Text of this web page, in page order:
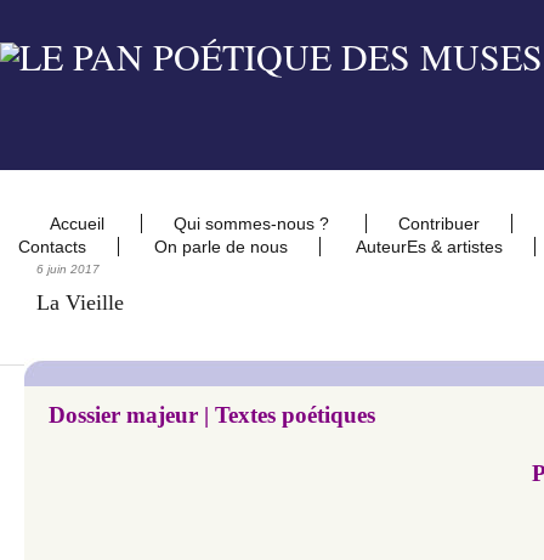
Accueil Qui sommes-nous ?
Contribuer
Contacts
On parle de nous AuteurEs & artistes
6 juin 2017
La Vieille
Dossier majeur | Textes poétiques